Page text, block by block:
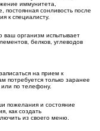
иммунитета,
сонливость после
к специалисту.
ваш организм испытывает
белков, углеводов
на прием к
потребуется только заранее
по телефону.
пожелания и состояние
как создать
из своего меню.